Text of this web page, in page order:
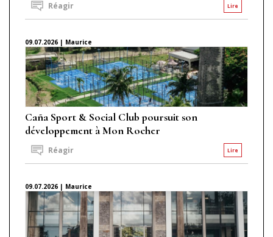
Lire
Réagir
09.07.2026 | Maurice
Caña Sport & Social Club poursuit son
développement à Mon Rocher
Lire
Réagir
09.07.2026 | Maurice